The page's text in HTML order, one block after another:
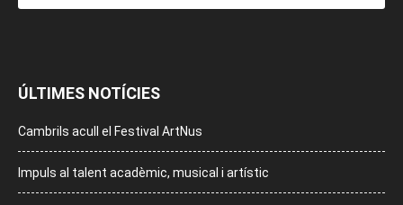
ÚLTIMES NOTÍCIES
Cambrils acull el Festival ArtNus
Impuls al talent acadèmic, musical i artístic